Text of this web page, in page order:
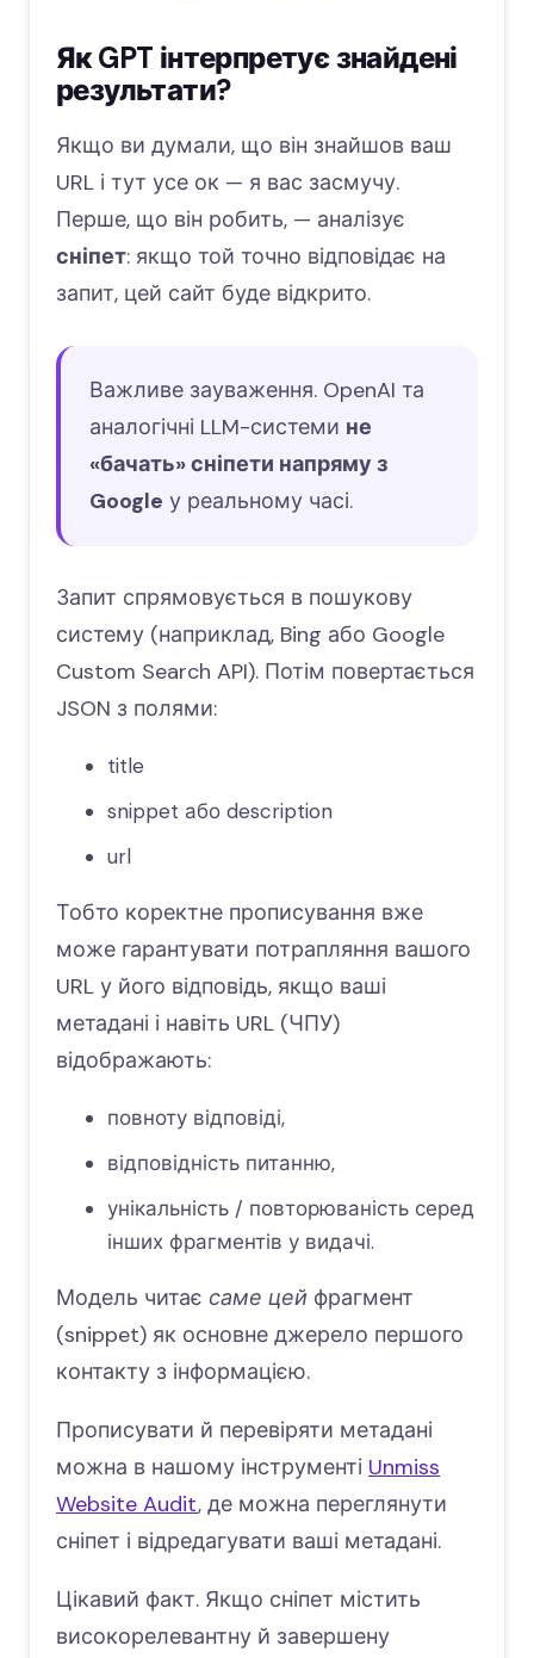
Як GPT інтерпретує знайдені
результати?
Якщо ви думали, що він знайшов ваш
URL і тут усе ок — я вас засмучу.
Перше, що він робить, — аналізує
сніпет: якщо той точно відповідає на
запит, цей сайт буде відкрито.
Важливе зауваження. OpenAI та
аналогічні LLM-системи не
«бачать» сніпети напряму з
Google у реальному часі.
Запит спрямовується в пошукову
систему (наприклад, Bing або Google
Custom Search API). Потім повертається
JSON з полями:
title
snippet або description
url
Тобто коректне прописування вже
може гарантувати потрапляння вашого
URL у його відповідь, якщо ваші
метадані і навіть URL (ЧПУ)
відображають:
повноту відповіді,
відповідність питанню,
унікальність / повторюваність серед
інших фрагментів у видачі.
Модель читає саме цей фрагмент
(snippet) як основне джерело першого
контакту з інформацією.
Прописувати й перевіряти метадані
можна в нашому інструменті Unmiss
Website Audit, де можна переглянути
сніпет і відредагувати ваші метадані.
Цікавий факт. Якщо сніпет містить
високорелевантну й завершену